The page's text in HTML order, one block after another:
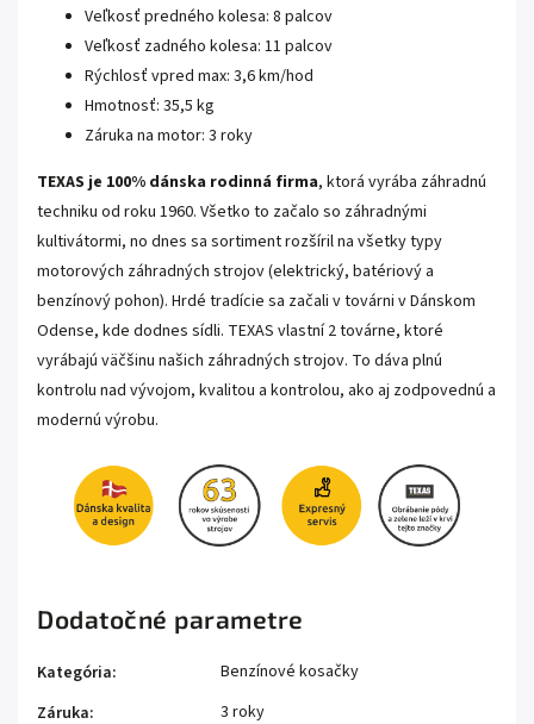
Veľkosť predného kolesa: 8 palcov
Veľkosť zadného kolesa: 11 palcov
Rýchlosť vpred max: 3,6 km/hod
Hmotnosť: 35,5 kg
Záruka na motor: 3 roky
TEXAS je 100% dánska rodinná firma, ktorá vyrába záhradnú
techniku od roku 1960. Všetko to začalo so záhradnými
kultivátormi, no dnes sa sortiment rozšíril na všetky typy
motorových záhradných strojov (elektrický, batériový a
benzínový pohon). Hrdé tradície sa začali v továrni v Dánskom
Odense, kde dodnes sídli. TEXAS vlastní 2 továrne, ktoré
vyrábajú väčšinu našich záhradných strojov. To dáva plnú
kontrolu nad vývojom, kvalitou a kontrolou, ako aj zodpovednú a
modernú výrobu.
Dodatočné parametre
Kategória:
Benzínové kosačky
Záruka:
3 roky